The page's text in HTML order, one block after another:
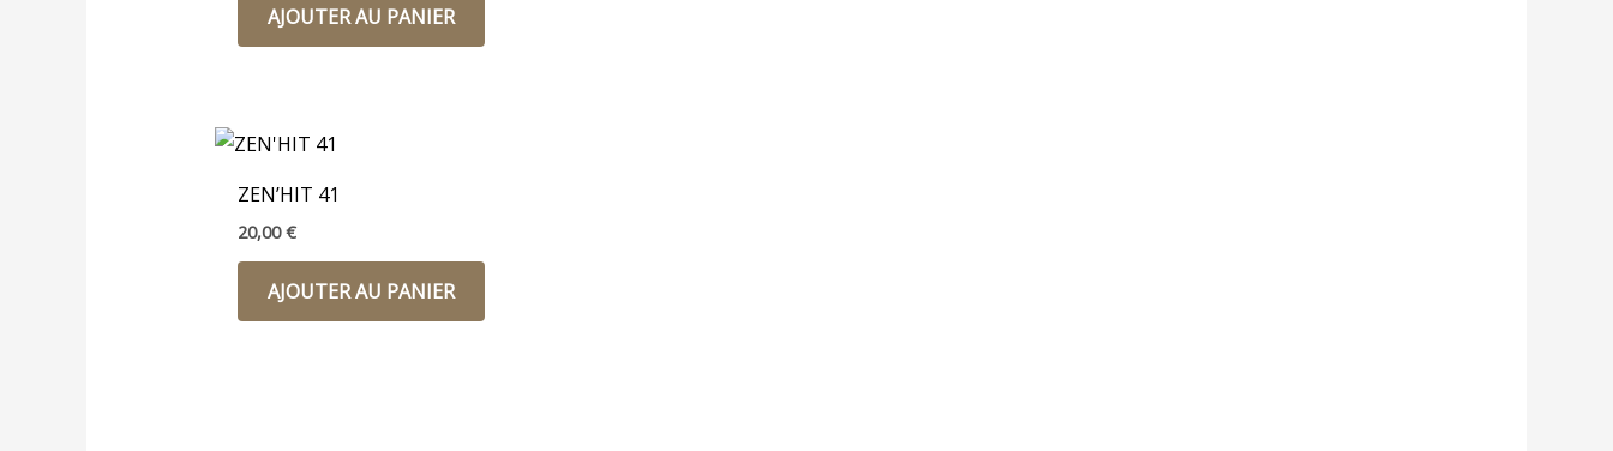
AJOUTER AU PANIER
ZEN’HIT 41
20,00€
AJOUTER AU PANIER